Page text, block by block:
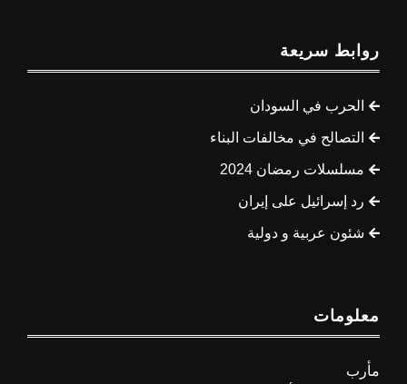
روابط سريعة
الحرب في السودان
التصالح في مخالفات البناء
مسلسلات رمضان 2024
رد إسرائيل على إيران
شئون عربية و دولية
معلومات
مأرب